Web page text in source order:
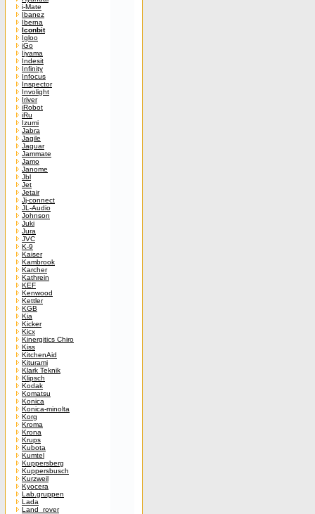
i-Mate
Ibanez
Iberna
Iconbit
Igloo
iGo
Iiyama
Indesit
Infinity
Infocus
Inspector
Involight
Iriver
iRobot
iRu
Izumi
Jabra
Jagile
Jaguar
Jammate
Jamo
Janome
Jbl
Jet
Jetair
Jj-connect
JL-Audio
Johnson
Juki
Jura
JVC
K-9
Kaiser
Kambrook
Karcher
Kathrein
KEF
Kenwood
Kettler
KGB
Kia
Kicker
Kicx
Kinergitics Chiro
Kiss
KitchenAid
Kiturami
Klark Teknik
Klipsch
Kodak
Komatsu
Konica
Konica-minolta
Korg
Kroma
Krona
Krups
Kubota
Kumtel
Kuppersberg
Kuppersbusch
Kurzweil
Kyocera
Lab.gruppen
Lada
Land_rover